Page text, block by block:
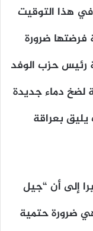
هذا التوقيت
فرضتها ضرورة
رئيس حزب الوفد
لضخ دماء جديدة
بعراقة
إلى أن “جيل
ضرورة حتمية